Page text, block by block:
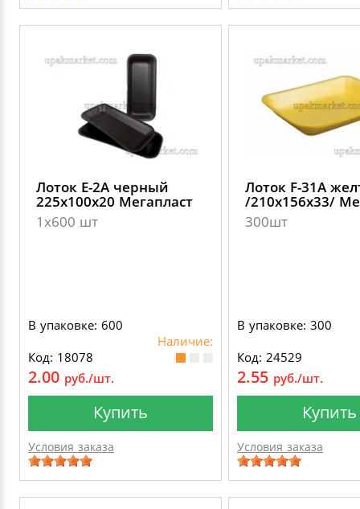
Лоток E-2А черный
225х100х20 Мегапласт
1х600 шт
В упаковке: 600
Наличие:
Код: 18078
2.00 руб./шт.
Купить
Условия заказа
Лоток F-31А
/210х156х33/
300шт
В упаковке: 300
Код: 24529
2.55 руб./шт.
Купить
Условия заказа